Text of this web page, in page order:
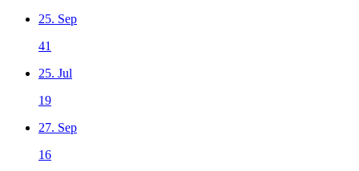
25. Sep
41
25. Jul
19
27. Sep
16